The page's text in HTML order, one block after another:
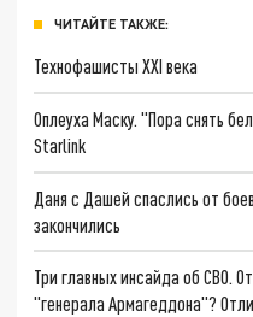
ЧИТАЙТЕ ТАКЖЕ:
Технофашисты XXI века
Оплеуха Маску. "Пора снять
Starlink
Даня с Дашей спаслись от
закончились
Три главных инсайда об СВО.
"генерала Армагеддона"?